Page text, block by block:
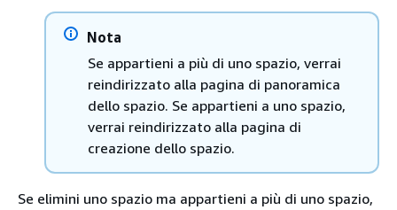
Nota
Se appartieni a più di uno spazio, verrai
reindirizzato alla pagina di panoramica
dello spazio. Se appartieni a uno spazio,
verrai reindirizzato alla pagina di
creazione dello spazio.
Se elimini uno spazio ma appartieni a più di uno spazio,